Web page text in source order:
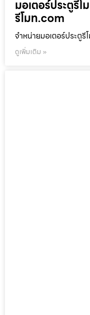
มอเตอร์ประตูรี
รีโมท.com
จำหน่ายมอเตอร์ประตู
ดูเพิ่มเติม »